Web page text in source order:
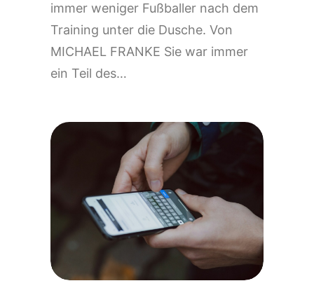
immer weniger Fußballer nach dem
Training unter die Dusche. Von
MICHAEL FRANKE Sie war immer
ein Teil des…